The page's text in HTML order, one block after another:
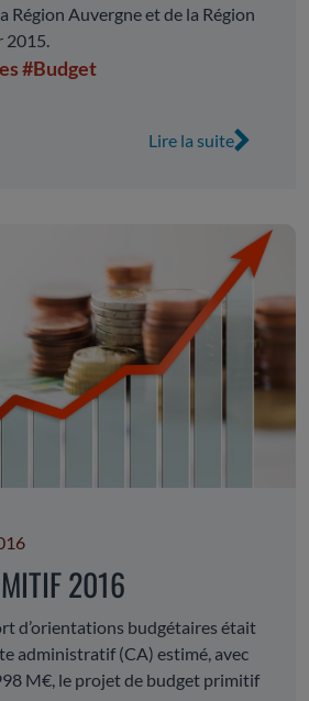
Région Auvergne et de la Région
2015.
#Budget
Lire la suite
2016
d’orientations budgétaires était
administratif (CA) estimé, avec
M€, le projet de budget primitif